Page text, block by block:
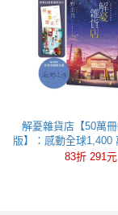
解憂雜貨店【50萬
版】：感動全球1,400
之書，東野圭吾最令
83折 291元